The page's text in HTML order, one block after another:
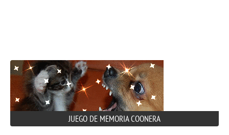
JUEGO DE MEMORIA COONERA